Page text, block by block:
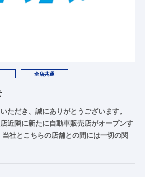
全店共通
ただき、誠にありがとうございます。
近隣に新たに自動車販売店がオープンす
社とこちらの店舗との間には一切の関